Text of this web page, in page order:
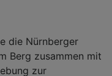
die Nürnberger
Berg zusammen mit
zur